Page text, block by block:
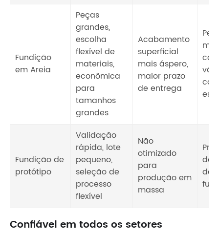
Fundição
em Areia
Peças
grandes,
escolha
flexível de
materiais,
econômica
para
tamanhos
grandes
Acabamento
superficial
mais áspero,
maior prazo
de entrega
Fundição de
protótipo
Validação
rápida, lote
pequeno,
seleção de
processo
flexível
Não
otimizado
para
produção em
massa
de
Confiável em todos os setores